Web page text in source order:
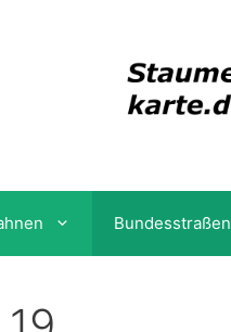
Bundesstraßen